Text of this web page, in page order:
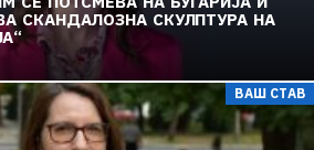
СКАНДАЛОЗНА СКУЛПТУРА НА
ВАШ СТАВ